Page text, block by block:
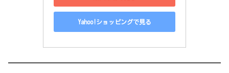
Yahoo!ショッピングで見る